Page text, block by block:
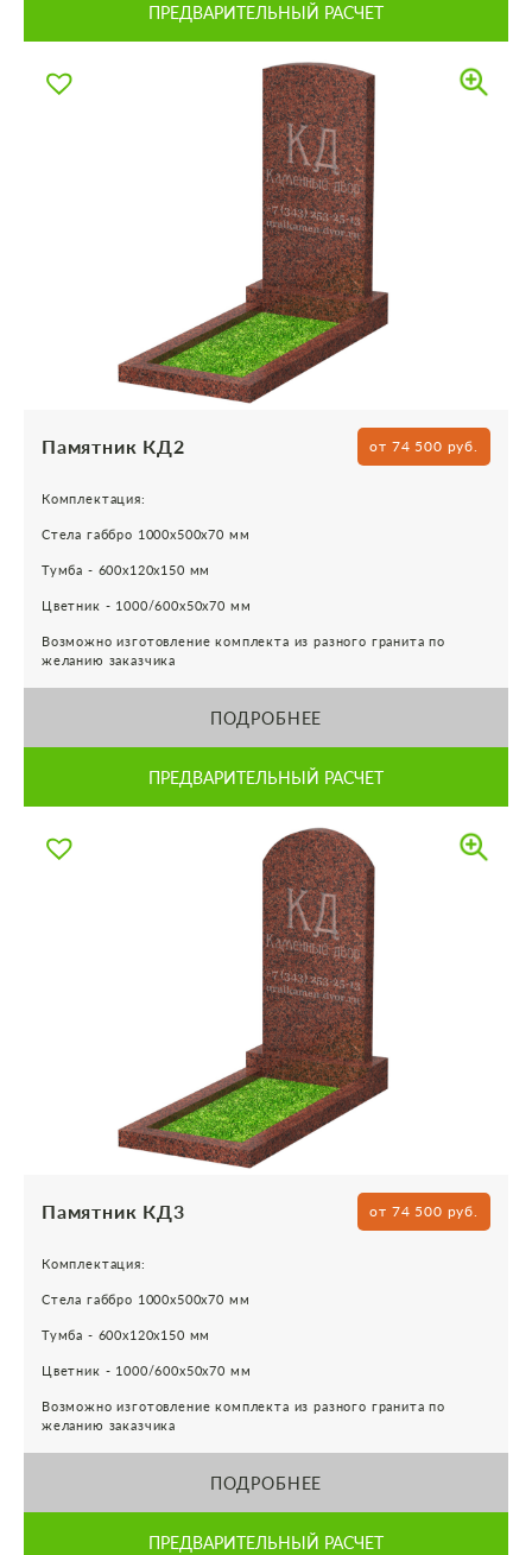
ПРЕДВАРИТЕЛЬНЫЙ РАСЧЕТ
Памятник КД2 от 74 500 руб.
Комплектация:
Стела габбро 1000х500х70 мм
Тумба - 600х120х150 мм
Цветник - 1000/600х50х70 мм
Возможно изготовление комплекта из разного гранита по
желанию заказчика
ПОДРОБНЕЕ
ПРЕДВАРИТЕЛЬНЫЙ РАСЧЕТ
Памятник КД3 от 74 500 руб.
Комплектация:
Стела габбро 1000х500х70 мм
Тумба - 600х120х150 мм
Цветник - 1000/600х50х70 мм
Возможно изготовление комплекта из разного гранита по
желанию заказчика
ПОДРОБНЕЕ
ПРЕДВАРИТЕЛЬНЫЙ РАСЧЕТ